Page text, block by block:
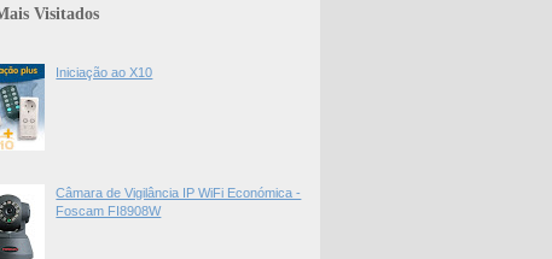
Visitados
Iniciação ao X10
Câmara de Vigilância IP WiFi Económica -
Foscam FI8908W